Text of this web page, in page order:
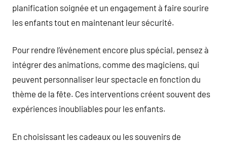
planification soignée et un engagement à faire sourire
les enfants tout en maintenant leur sécurité.
Pour rendre l’événement encore plus spécial, pensez à
intégrer des animations, comme des magiciens, qui
peuvent personnaliser leur spectacle en fonction du
thème de la fête. Ces interventions créent souvent des
expériences inoubliables pour les enfants.
En choisissant les cadeaux ou les souvenirs de